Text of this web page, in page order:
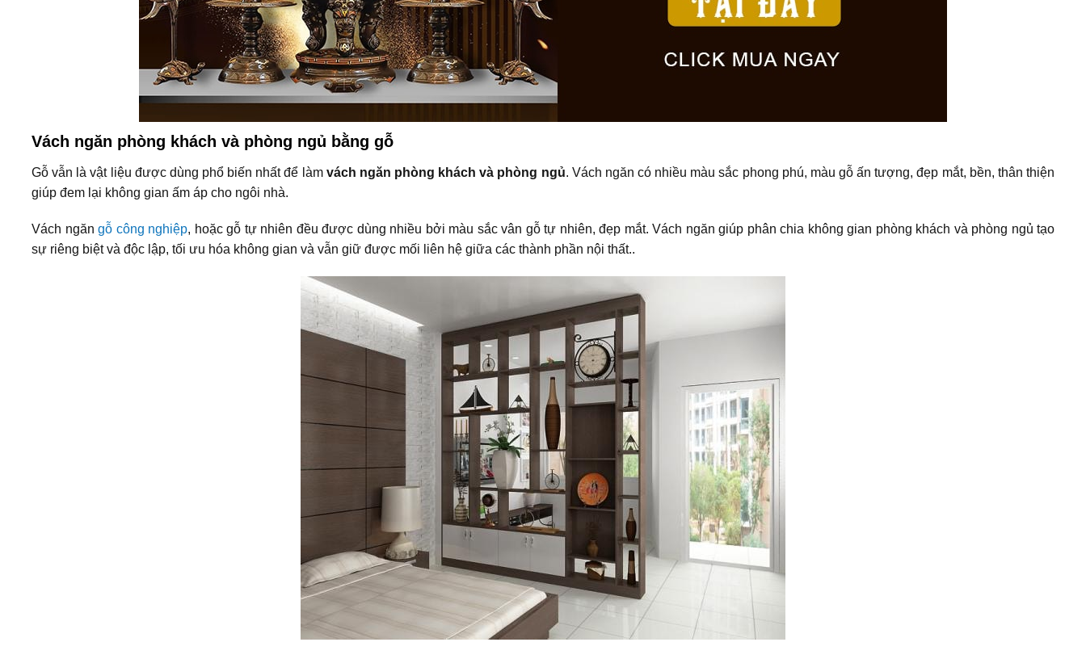
Vách ngăn phòng khách và phòng ngủ bằng gỗ
Gỗ vẫn là vật liệu được dùng phổ biến nhất để làm vách ngăn phòng khách và phòng ngủ. Vách ngăn có nhiều màu sắc phong phú, màu gỗ ấn tượng, đẹp mắt, bền, thân thiện
giúp đem lại không gian ấm áp cho ngôi nhà.
Vách ngăn gỗ công nghiệp, hoặc gỗ tự nhiên đều được dùng nhiều bởi màu sắc vân gỗ tự nhiên, đẹp mắt. Vách ngăn giúp phân chia không gian phòng khách và phòng ngủ tạo
sự riêng biệt và độc lập, tối ưu hóa không gian và vẫn giữ được mối liên hệ giữa các thành phần nội thất..